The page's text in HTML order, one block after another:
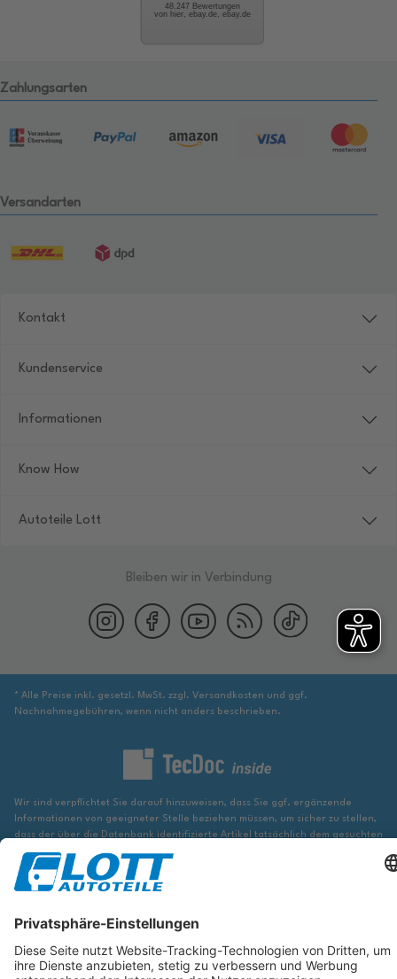
48.247 Bewertungen
von hier, ebay.de, ebay.de
Zahlungsarten
Versandarten
Kontakt
Kundenservice
Informationen
Know How
Autoteile Lott
Bleiben wir in Verbindung
* Alle Preise inkl. gesetzl. MwSt. zzgl. Versandkosten und ggf.
Nachnahmegebühren, wenn nicht anders beschrieben.
Wir sind verpflichtet Sie darauf hinzuweisen, dass Sie ggf. ergänzende
Informationen von geeigneter Stelle beziehen müssen, um sicher zu stellen,
dass der über die Datenbank identifizierte Artikel tatsächlich dem gesuchten
entspricht und für das betreffende Automobil passt.
Die hier angezeigten Daten, insbesondere die gesamte Datenbank, dürfen
verbreiten und/oder diese Handlungen durch Dritte ausführen zu lassen.
Ein Zuwiderhandeln stellt eine Urheberrechtsverletzung dar und wird
verfolgt.